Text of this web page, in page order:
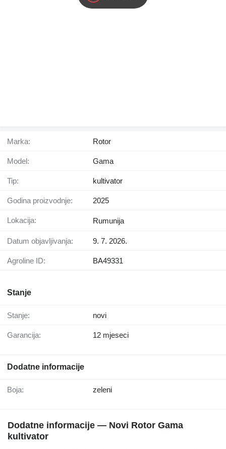
Marka: Rotor
Model: Gama
Tip: kultivator
Godina proizvodnje: 2025
Lokacija: Rumunija
Datum objavljivanja: 9. 7. 2026.
Agroline ID: BA49331
Stanje
Stanje: novi
Garancija: 12 mjeseci
Dodatne informacije
Boja: zeleni
Dodatne informacije — Novi Rotor Gama
kultivator